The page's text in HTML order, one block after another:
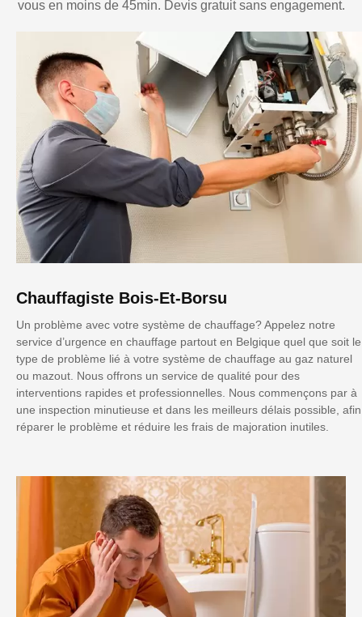
vous en moins de 45min. Devis gratuit sans engagement.
Chauffagiste Bois-Et-Borsu
Un problème avec votre système de chauffage? Appelez notre
service d’urgence en chauffage partout en Belgique quel que soit le
type de problème lié à votre système de chauffage au gaz naturel
ou mazout. Nous offrons un service de qualité pour des
interventions rapides et professionnelles. Nous commençons par à
une inspection minutieuse et dans les meilleurs délais possible, afin
réparer le problème et réduire les frais de majoration inutiles.